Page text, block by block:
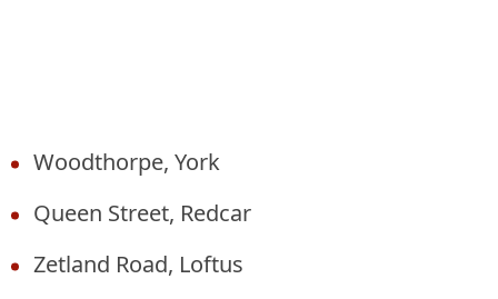
Woodthorpe, York
Queen Street, Redcar
Zetland Road, Loftus